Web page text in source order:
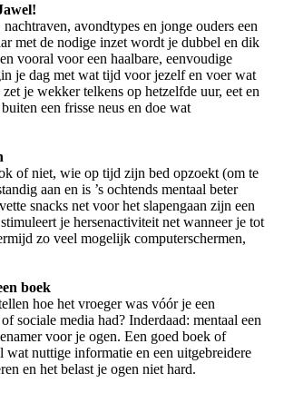
avondtypes en jonge ouders een
met de nodige inzet wordt je dubbel en dik
vooral voor een haalbare, eenvoudige
je dag met wat tijd voor jezelf en voer wat
je wekker telkens op hetzelfde uur, eet en
een frisse neus en doe wat
of niet, wie op tijd zijn bed opzoekt (om te
aan en is ’s ochtends mentaal beter
snacks net voor het slapengaan zijn een
je hersenactiviteit net wanneer je tot
zo veel mogelijk computerschermen,
boek
hoe het vroeger was vóór je een
sociale media had? Inderdaad: mentaal een
voor je ogen. Een goed boek of
wat nuttige informatie en een uitgebreidere
en het belast je ogen niet hard.